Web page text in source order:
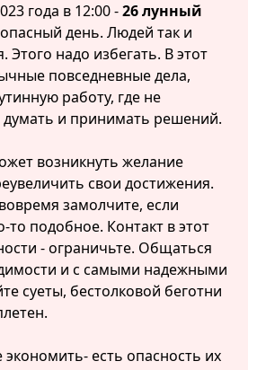
года в 12:00 -26 лунный
день. Людей так и
Этого надо избегать. В этот
повседневные дела,
работу, где не
думать и принимать решений.
возникнуть желание
свои достижения.
замолчите, если
то подобное. Контакт в этот
- ограничьте. Общаться
и с самыми надежными
суеты, бестолковой беготни
есть опасность их